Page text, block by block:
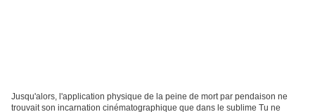
Jusqu'alors, l'application physique de la peine de mort par pendaison ne
trouvait son incarnation cinématographique que dans le sublime Tu ne